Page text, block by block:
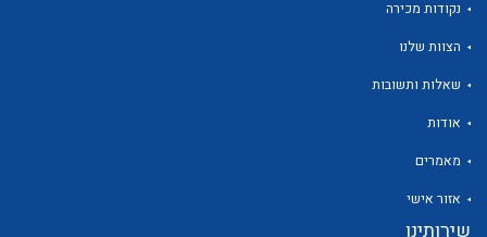
לכל מוצרי היצרן
נקודות מכירה
הצוות שלנו
שאלות ותשובות
אודות
מאמרים
אזור אישי
שירותינו